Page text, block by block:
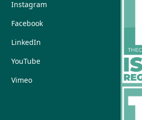
Instagram
Facebook
LinkedIn
YouTube
Vimeo